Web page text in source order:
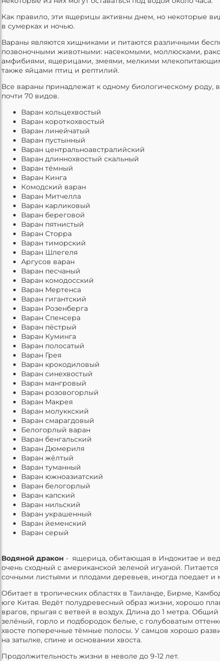
Как правило, эти ящерицы активны днем, но некоторые
в сумерках и ночью.
Вараны являются хищниками и питаются различными
позвоночными животными: насекомыми, моллюсками,
амфибиями, ящерицами, змеями, мелкими
также яйцами птиц и рептилий.
Все вараны принадлежат к одному биологическому роду,
почти 70 видов.
Варан кольцехвостый
Варан короткохвостый
Варан линейчатый
Варан пустынный
Варан центральноавстралийский
Варан длиннохвостый скальный
Варан тёмный
Варан Кинга
Комодский варан
Варан Митчелла
Варан карликовый
Варан береговой
Варан пятнистый
Варан Сторра
Варан тиморский
Варан Шлегеля
Аргусов варан
Варан песчаный
Варан комодосский
Варан Мертенса
Варан гигантский
Варан Розенберга
Варан Спенсера
Варан пёстрый
Варан Куминга
Варан полосатый
Варан Грея
Варан крокодиловый
Варан синехвостый
Варан мангровый
Варан розовогорлый
Варан Макрея
Варан молуккский
Варан смарагдовый
Белогорлый варан
Варан бенгальский
Варан Дюмериля
Варан жёлтый
Варан туманный
Варан южноазиатский
Варан белогорлый
Варан капский
Варан нильский
Варан украшенный
Варан йеменский
Варан серый
Водяной дракон - ящерица, обитающая в Индокитае и
очень сходный с американской зеленой игуаной.
сочными листьями и плодами деревьев, иногда поедает и
Обитает в тропических областях в Таиланде, Бирме,
юге Китая. Ведёт полудревесный образ жизни, хорошо
врагов, прыгая с ветвей в воздух. Длина до 1 метра.
зелёный, горло и подбородок белые, с голубоватым
хвосте поперечные тёмные полосы. У самцов хорошо
на затылке, спине и основании хвоста.
Продолжительность жизни в неволе до 9-12 лет.